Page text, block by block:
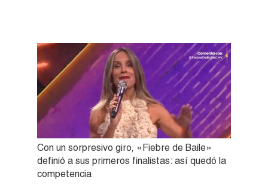
Con un sorpresivo giro, «Fiebre de Baile»
definió a sus primeros finalistas: así quedó la
competencia